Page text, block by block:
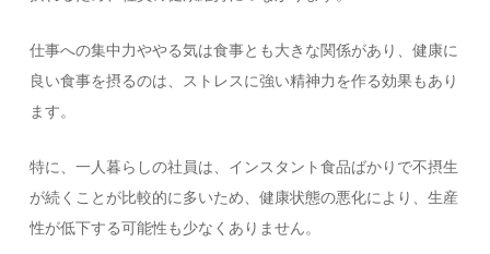
仕事への集中力ややる気は食事とも大きな関係があり、健康に
良い食事を摂るのは、ストレスに強い精神力を作る効果もあり
ます。
特に、一人暮らしの社員は、インスタント食品ばかりで不摂生
が続くことが比較的に多いため、健康状態の悪化により、生産
性が低下する可能性も少なくありません。